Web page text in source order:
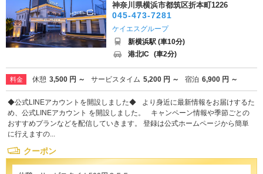
神奈川県横浜市都筑区折本町1226
045-473-7281
ケイエスグループ
新横浜駅 (車10分)
港北IC (車2分)
料金 休憩 3,500 円 ～ サービスタイム 5,200 円 ～ 宿泊 6,900 円 ～
◆公式LINEアカウントを開設しました◆ より身近に最新情報をお届けするた
め、公式LINEアカウント を開設しました。 キャンペーン情報や季節ごとの
おすすめプランなどを配信していきます。 登録は公式ホームページから簡単
に行えますの...
クーポン